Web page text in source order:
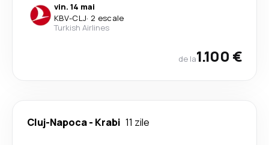
vin. 14 mai
KBV-CLJ· 2 escale
Turkish Airlines
de la1.100 €
Cluj-Napoca- Krabi 11 zile